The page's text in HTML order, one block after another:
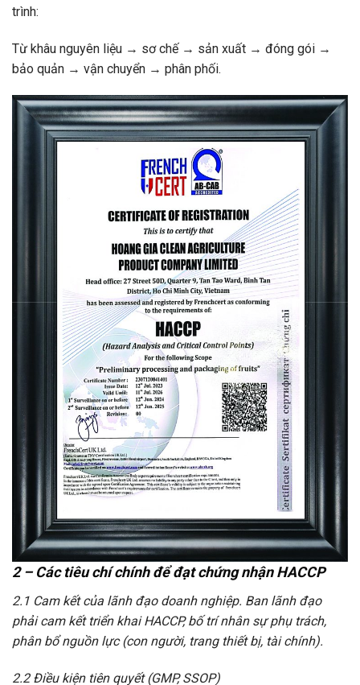
trình:
Từ khâu nguyên liệu → sơ chế → sản xuất → đóng gói →
bảo quản → vận chuyển → phân phối.
2 – Các tiêu chí chính để đạt chứng nhận HACCP
2.1 Cam kết của lãnh đạo doanh nghiệp. Ban lãnh đạo
phải cam kết triển khai HACCP, bố trí nhân sự phụ trách,
phân bổ nguồn lực (con người, trang thiết bị, tài chính).
2.2 Điều kiện tiên quyết (GMP, SSOP)